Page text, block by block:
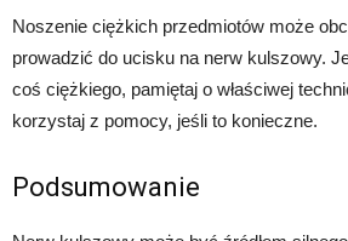
Noszenie ciężkich przedmiotów może
prowadzić do ucisku na nerw kulszowy.
coś ciężkiego, pamiętaj o właściwej
korzystaj z pomocy, jeśli to konieczne.
Podsumowanie